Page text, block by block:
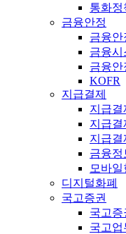
통화
금융안정
금융안
금융시
금융안
KOFR
지급결제
지급결
지급결
지급결
금융정
모바
디지털화폐
국고증권
국고증
국고업